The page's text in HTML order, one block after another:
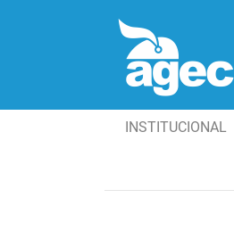
INSTITUCIONAL